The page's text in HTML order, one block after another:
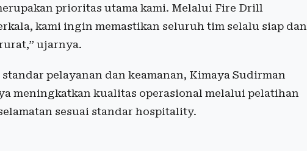
prioritas utama kami. Melalui Fire Drill
kami ingin memastikan seluruh tim selalu siap dan
ujarnya.
pelayanan dan keamanan, Kimaya Sudirman
meningkatkan kualitas operasional melalui pelatihan
sesuai standar hospitality.